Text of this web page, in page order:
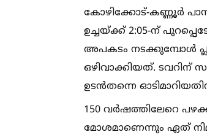
കോഴിക്കോട്-കണ്ണൂർ
ഉച്ചയ്ക്ക് 2:05-ന്
അപകടം നടക്കുമ്പോള്‍
ഒഴിവാക്കിയത്. ടവറിന്
ഉടൻതന്നെ
150 വർഷത്തിലേറെ
മോശമാണെന്നും ഏത്